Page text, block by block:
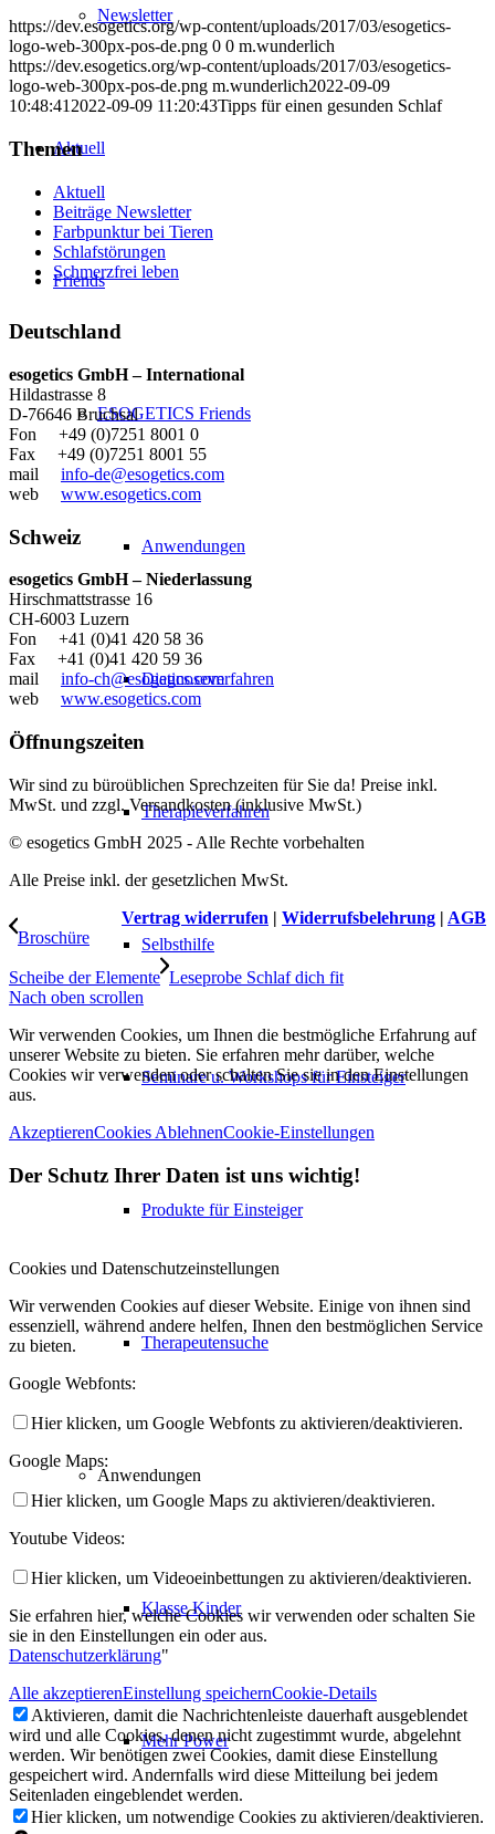
Newsletter
Aktuell
Friends
ESOGETICS Friends
Anwendungen
Diagnoseverfahren
Therapieverfahren
Selbsthilfe
Seminare u. Workshops für Einsteiger
Produkte für Einsteiger
Therapeutensuche
Anwendungen
Klasse Kinder
Mehr Power
https://dev.esogetics.org/wp-content/uploads/2017/03/esogetics-
logo-web-300px-pos-de.png 0 0 m.wunderlich
https://dev.esogetics.org/wp-content/uploads/2017/03/esogetics-
logo-web-300px-pos-de.png m.wunderlich2022-09-09
10:48:41 2022-09-09 11:20:43Tipps für einen gesunden Schlaf
Themen
Aktuell
Beiträge Newsletter
Farbpunktur bei Tieren
Schlafstörungen
Schmerzfrei leben
Deutschland
esogetics GmbH – International
Hildastrasse 8
D-76646 Bruchsal
Fon +49 (0)7251 8001 0
Fax +49 (0)7251 8001 55
mail info-de@esogetics.com
web www.esogetics.com
Schweiz
esogetics GmbH – Niederlassung
Hirschmattstrasse 16
CH-6003 Luzern
Fon +41 (0)41 420 58 36
Fax +41 (0)41 420 59 36
mail info-ch@esogetics.com
web www.esogetics.com
Öffnungszeiten
Wir sind zu büroüblichen Sprechzeiten für Sie da! Preise inkl.
MwSt. und zzgl. Versandkosten (inklusive MwSt.)
© esogetics GmbH 2025 - Alle Rechte vorbehalten
Alle Preise inkl. der gesetzlichen MwSt.
Vertrag widerrufen | Widerrufsbelehrung | AGB
Broschüre
Scheibe der Elemente Leseprobe Schlaf dich fit
Nach oben scrollen
Wir verwenden Cookies, um Ihnen die bestmögliche Erfahrung auf
unserer Website zu bieten. Sie erfahren mehr darüber, welche
Cookies wir verwenden oder schalten Sie sie in den Einstellungen
aus.
AkzeptierenCookies AblehnenCookie-Einstellungen
Der Schutz Ihrer Daten ist uns wichtig!
Cookies und Datenschutzeinstellungen
Wir verwenden Cookies auf dieser Website. Einige von ihnen sind
essenziell, während andere helfen, Ihnen den bestmöglichen Service
zu bieten.
Google Webfonts:
Hier klicken, um Google Webfonts zu aktivieren/deaktivieren.
Google Maps:
Hier klicken, um Google Maps zu aktivieren/deaktivieren.
Youtube Videos:
Hier klicken, um Videoeinbettungen zu aktivieren/deaktivieren.
Sie erfahren hier, welche Cookies wir verwenden oder schalten Sie
sie in den Einstellungen ein oder aus.
Datenschutzerklärung"
Alle akzeptierenEinstellung speichernCookie-Details
Aktivieren, damit die Nachrichtenleiste dauerhaft ausgeblendet
wird und alle Cookies, denen nicht zugestimmt wurde, abgelehnt
werden. Wir benötigen zwei Cookies, damit diese Einstellung
gespeichert wird. Andernfalls wird diese Mitteilung bei jedem
Seitenladen eingeblendet werden.
Hier klicken, um notwendige Cookies zu aktivieren/deaktivieren.